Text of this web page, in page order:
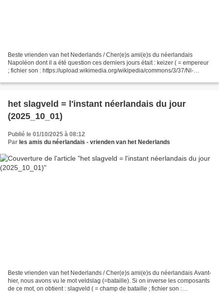
Beste vrienden van het Nederlands / Cher(e)s ami(e)s du néerlandais
Napoléon dont il a été question ces derniers jours était : keizer ( = empereur
; fichier son : https://upload.wikimedia.org/wikipedia/commons/3/37/Nl-
het slagveld = l'instant néerlandais du jour
(2025_10_01)
Publié le 01/10/2025 à 08:12
Par les amis du néerlandais - vrienden van het Nederlands
Beste vrienden van het Nederlands / Cher(e)s ami(e)s du néerlandais Avant-
hier, nous avons vu le mot veldslag (=bataille). Si on inverse les composants
de ce mot, on obtient : slagveld ( = champ de bataille ; fichier son :